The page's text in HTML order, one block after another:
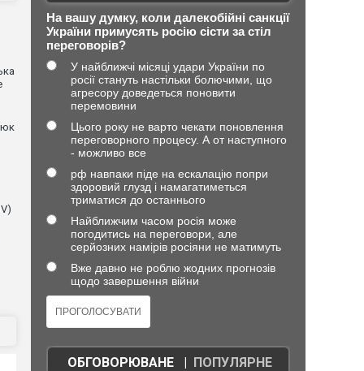
На вашу думку, коли далекобійні санкції
України примусять росію сісти за стіл
переговорів?
У найближчі місяці удари України по
росії стануть настільки болючими, що
агресору доведеться поновити
перемовини
Цього року не варто чекати поновлення
переговорного процесу. А от наступного
- можливо все
рф навпаки піде на ескалацію попри
здоровий глузд і намагатиметься
триматися до останнього
Найближчим часом росія може
погодитись на переговори, але
серйозних намірів росіяни не матимуть
Вже давно не роблю жодних прогнозів
щодо завершення війни
ОБГОВОРЮВАНЕ| ПОПУЛЯРНЕ